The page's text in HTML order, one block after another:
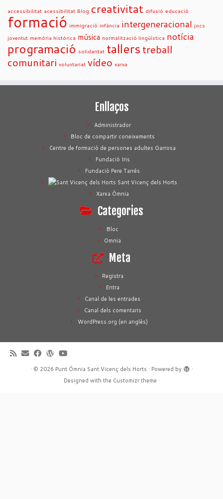
accessibilitat acessibilitat Blog creativitat difusió educació
formació immigració infància intergeneracional jocs
joventut memòria històrica música normalització lingüística notícia
programació solidaritat tallers treball
comunitari voluntariat vídeo xarxa
Enllaços
Administrador
Bloc de compartir coneixements
Centre de formació de persones adultes Garrosa
Fundació Iris
Fundació Pere Tarrés
Sant Vicenç dels Horts
Xarxa Òmnia
Categories
Bloc
Omnia
Meta
Registra
Entra
Canal de les entrades
Canal dels comentaris
WordPress.org (en anglès)
· © 2026 Punt Òmnia Sant Vicenç dels Horts · Powered by
·
Designed with the Customizr theme ·